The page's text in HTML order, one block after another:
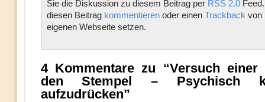
Sie die Diskussion zu diesem Beitrag per RSS 2.0Feed.
diesen Beitrag kommentierenoder einen Trackback von
eigenen Webseite setzen.
4 Kommentare zu “Versuch einer
den Stempel – Psychisch
aufzudrücken”